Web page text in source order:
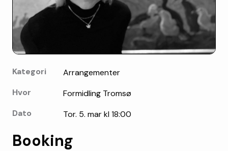
Kategori
Arrangementer
Hvor
Formidling Tromsø
Dato
Tor. 5. mar kl 18:00
Booking